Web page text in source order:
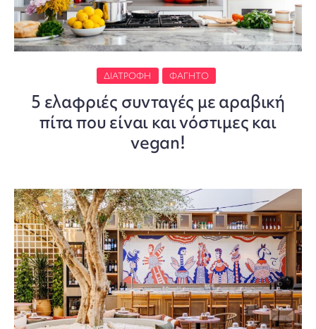
ΔΙΑΤΡΟΦΉ ΦΑΓΗΤΌ
5 ελαφριές συνταγές με αραβική
πίτα που είναι και νόστιμες και
vegan!